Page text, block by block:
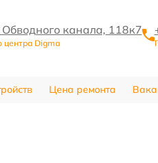
канала, 118к7
центра Digma
Цена ремонта